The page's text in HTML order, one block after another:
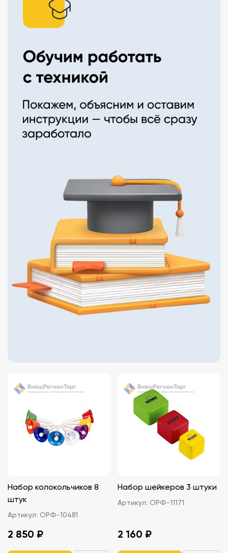
Набор колокольчиков 8
штук
Артикул: ОРФ-10481
2 850 ₽
Набор шейкеров 3 штуки
Артикул: ОРФ-11171
2 160 ₽